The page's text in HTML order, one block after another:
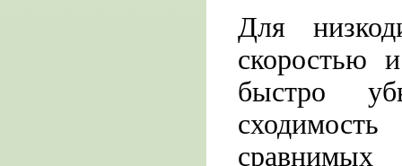
Для
скоростью
быстро
сравнимых